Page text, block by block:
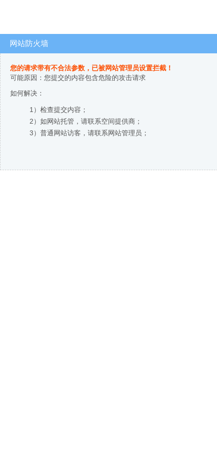
网站防火墙
您的请求带有不合法参数，已被网站管理员设置拦截！
可能原因：您提交的内容包含危险的攻击请求
如何解决：
1）检查提交内容；
2）如网站托管，请联系空间提供商；
3）普通网站访客，请联系网站管理员；